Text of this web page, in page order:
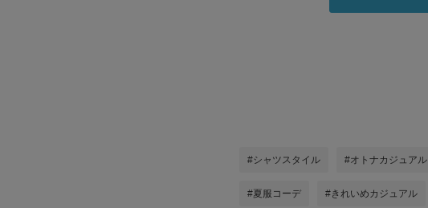
#シャツスタイル #オトナカジュアル
#夏服コーデ #きれいめカジュアル